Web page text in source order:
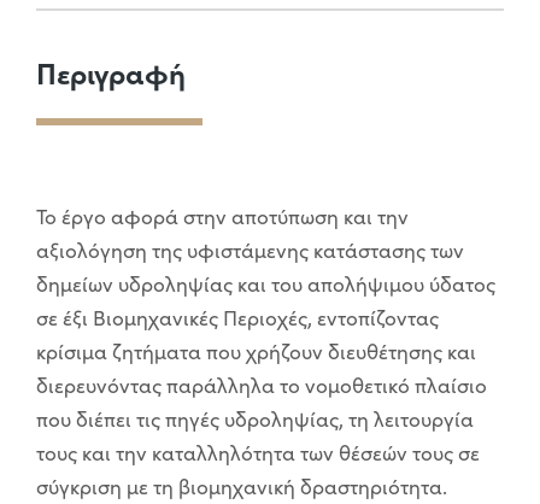
Περιγραφή
Το έργο αφορά στην αποτύπωση και την
αξιολόγηση της υφιστάμενης κατάστασης των
δημείων υδροληψίας και του απολήψιμου ύδατος
σε έξι Βιομηχανικές Περιοχές, εντοπίζοντας
κρίσιμα ζητήματα που χρήζουν διευθέτησης και
διερευνόντας παράλληλα το νομοθετικό πλαίσιο
που διέπει τις πηγές υδροληψίας, τη λειτουργία
τους και την καταλληλότητα των θέσεών τους σε
σύγκριση με τη βιομηχανική δραστηριότητα.